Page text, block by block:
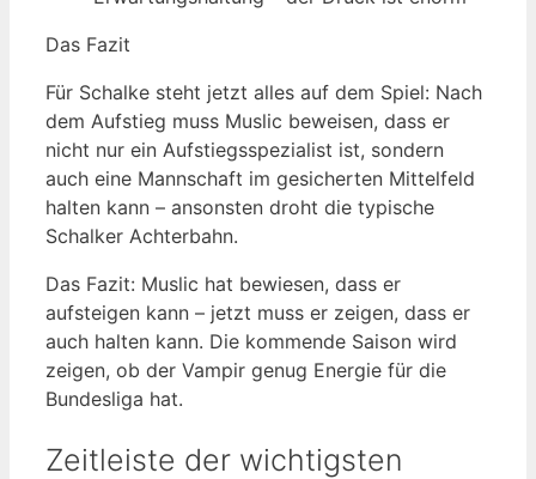
Das Fazit
Für Schalke steht jetzt alles auf dem Spiel: Nach
dem Aufstieg muss Muslic beweisen, dass er
nicht nur ein Aufstiegsspezialist ist, sondern
auch eine Mannschaft im gesicherten Mittelfeld
halten kann – ansonsten droht die typische
Schalker Achterbahn.
Das Fazit: Muslic hat bewiesen, dass er
aufsteigen kann – jetzt muss er zeigen, dass er
auch halten kann. Die kommende Saison wird
zeigen, ob der Vampir genug Energie für die
Bundesliga hat.
Zeitleiste der wichtigsten